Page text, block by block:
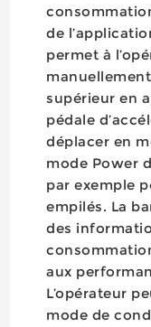
de
permet à
supérieur en
pédale
déplacer en
mode Power
par exemple
empilés. La
des
aux
L’opérateur
mode de